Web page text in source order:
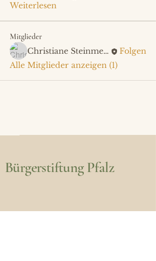
Weiterlesen
Mitglieder
Christiane Steinmetz
Folgen
Alle Mitglieder anzeigen (1)
Bürgerstiftung Pfalz